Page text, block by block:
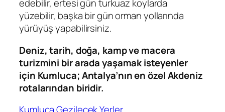
edebilir, ertesi gün turkuaz koylarda
yüzebilir, başka bir gün orman yollarında
yürüyüş yapabilirsiniz.
Deniz, tarih, doğa, kamp ve macera
turizmini bir arada yaşamak isteyenler
için Kumluca; Antalya’nın en özel Akdeniz
rotalarından biridir.